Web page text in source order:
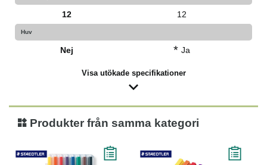
12 12
Huv
Nej * Ja
Visa utökade specifikationer
Produkter från samma kategori